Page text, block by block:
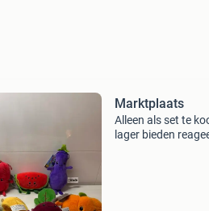
Marktplaats
Alleen als set te
lager bieden